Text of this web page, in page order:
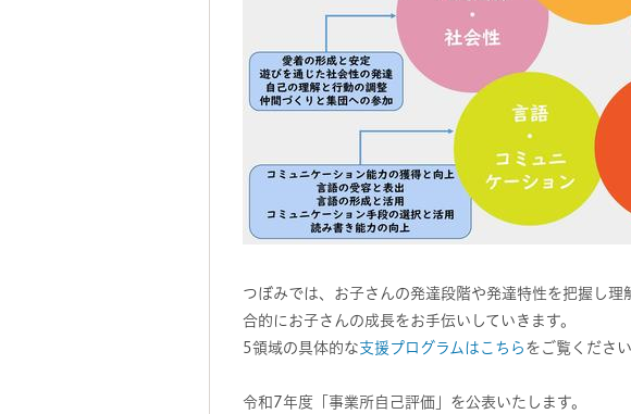
つぼみでは、お子さんの発達段階や発達特性を把握し
合的にお子さんの成長をお手伝いしていきます。
5領域の具体的な支援プログラムはこちら をご覧ください
令和7年度「事業所自己評価」を公表いたします。